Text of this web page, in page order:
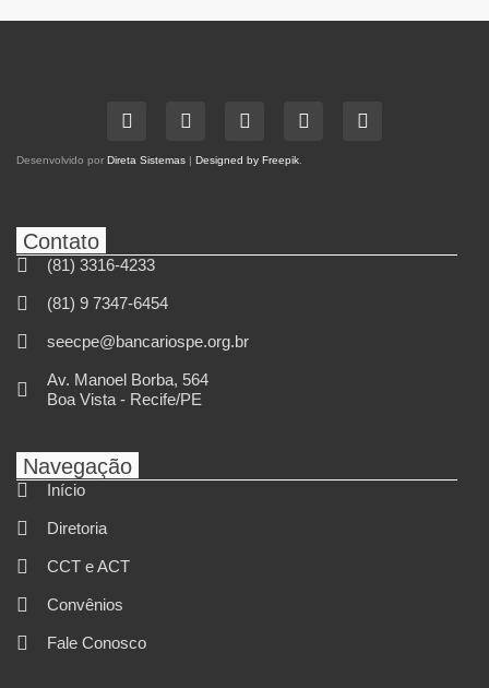
Desenvolvido por Direta Sistemas | Designed by Freepik
Contato
(81) 3316-4233
(81) 9 7347-6454
seecpe@bancariospe.org.br
Av. Manoel Borba, 564
Boa Vista - Recife/PE
Navegação
Início
Diretoria
CCT e ACT
Convênios
Fale Conosco